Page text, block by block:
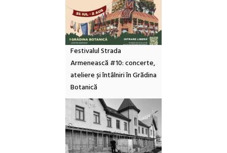
Festivalul Strada
Armenească #10: concerte,
ateliere și întâlniri în Grădina
Botanică